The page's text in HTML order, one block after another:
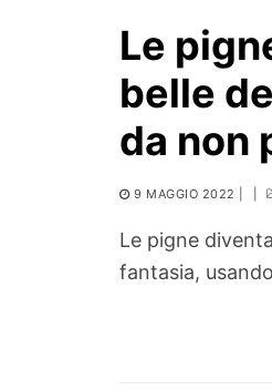
Le
belle
da non
9 MAGGIO 2022
Le pigne
fantasia,